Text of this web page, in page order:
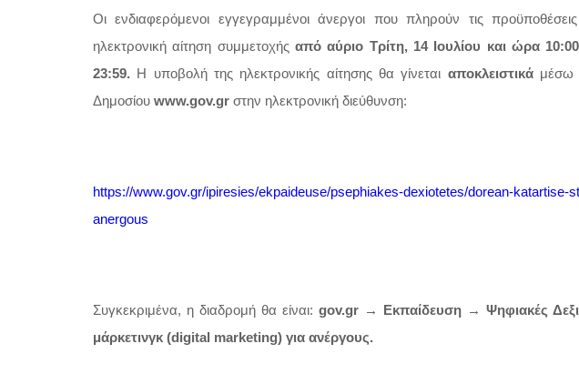
Οι ενδιαφερόμενοι εγγεγραμμένοι άνεργοι που πληρούν τις
ηλεκτρονική αίτηση συμμετοχής από αύριο Τρίτη, 14 Ιουλίου και ώρα
23:59.
Η υποβολή της ηλεκτρονικής αίτησης θα γίνεται αποκλειστικάμέσω
Δημοσίου www.gov.gr στην ηλεκτρονική διεύθυνση:
https://www.gov.gr/ipiresies/ekpaideuse/psephiakes-dexiotetes/dorean-
anergous
Συγκεκριμένα, η διαδρομή θα είναι: gov.gr → Εκπαίδευση → Ψηφιακές
μάρκετινγκ (digital marketing) για ανέργους.